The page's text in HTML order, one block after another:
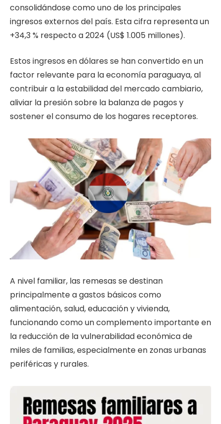
consolidándose como uno de los principales
ingresos externos del país. Esta cifra representa un
+34,3 % respecto a 2024 (US$ 1.005 millones).
Estos ingresos en dólares se han convertido en un
factor relevante para la economía paraguaya, al
contribuir a la estabilidad del mercado cambiario,
aliviar la presión sobre la balanza de pagos y
sostener el consumo de los hogares receptores.
A nivel familiar, las remesas se destinan
principalmente a gastos básicos como
alimentación, salud, educación y vivienda,
funcionando como un complemento importante en
la reducción de la vulnerabilidad económica de
miles de familias, especialmente en zonas urbanas
periféricas y rurales.